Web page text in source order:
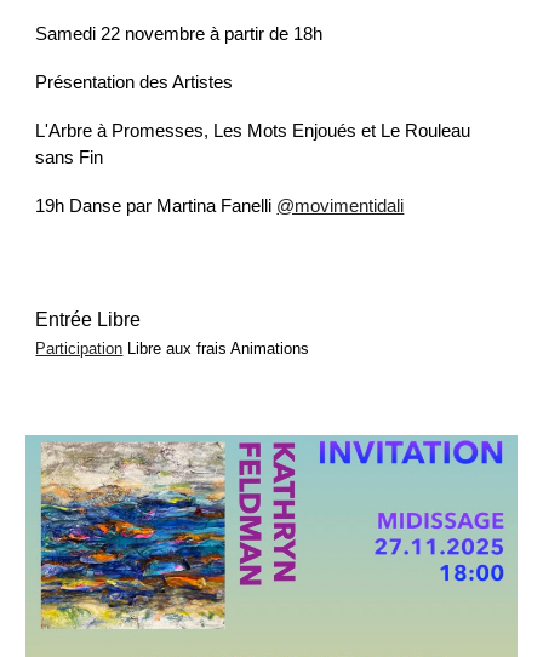
Samedi 22 novembre à partir de 18h
Présentation des Artistes
L'Arbre à Promesses, Les Mots Enjoués et Le Rouleau
sans Fin
19h Danse par Martina Fanelli @movimentidali
Entrée Libre
Participation Libre aux frais Animations